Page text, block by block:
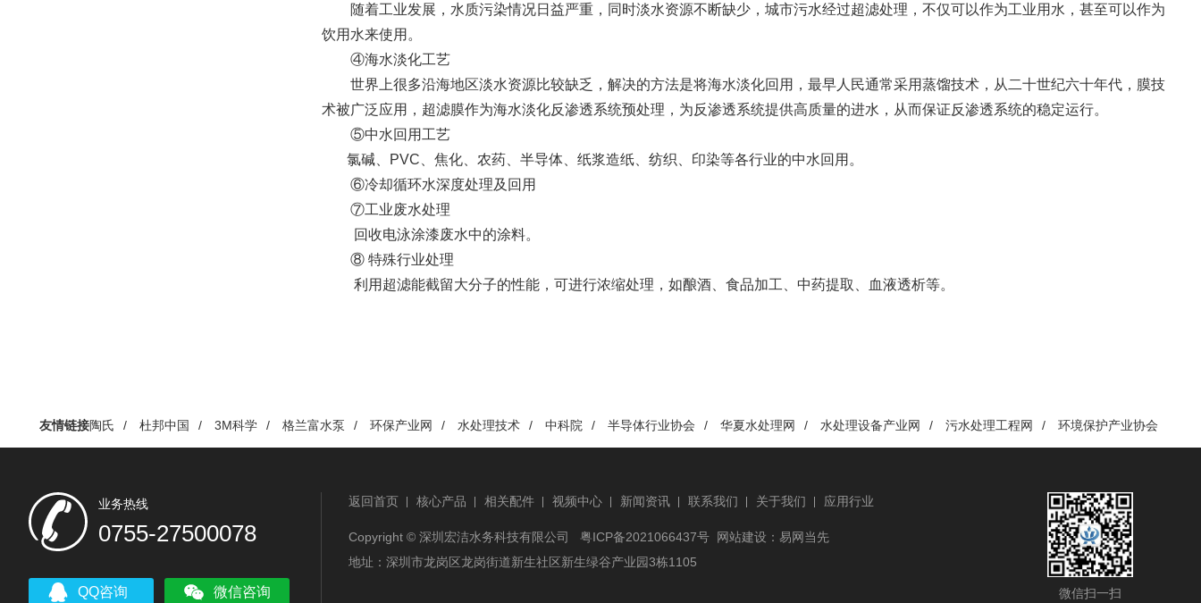
随着工业发展，水质污染情况日益严重，同时淡水资源不断缺少，城市污水经过超滤处理，不仅可以作为工业用水，甚至可以作为
饮用水来使用。
④海水淡化工艺
世界上很多沿海地区淡水资源比较缺乏，解决的方法是将海水淡化回用，最早人民通常采用蒸馏技术，从二十世纪六十年代，膜技
术被广泛应用，超滤膜作为海水淡化反渗透系统预处理，为反渗透系统提供高质量的进水，从而保证反渗透系统的稳定运行。
⑤中水回用工艺
氯碱、PVC、焦化、农药、半导体、纸浆造纸、纺织、印染等各行业的中水回用。
⑥冷却循环水深度处理及回用
⑦工业废水处理
回收电泳涂漆废水中的涂料。
⑧ 特殊行业处理
利用超滤能截留大分子的性能，可进行浓缩处理，如酿酒、食品加工、中药提取、血液透析等。
友情链接陶氏 / 杜邦中国 / 3M科学 / 格兰富水泵 / 环保产业网 / 水处理技术 / 中科院 / 半导体行业协会 / 华夏水处理网 / 水处理设备产业网 / 污水处理工程网 / 环境保护产业协会
业务热线
0755-27500078
QQ咨询 微信咨询
返回首页 核心产品 相关配件 视频中心 新闻资讯 联系我们 关于我们 应用行业
Copyright © 深圳宏洁水务科技有限公司 粤ICP备2021066437号 网站建设 ： 易网当先
地址：深圳市龙岗区龙岗街道新生社区新生绿谷产业园3栋1105
微信扫一扫